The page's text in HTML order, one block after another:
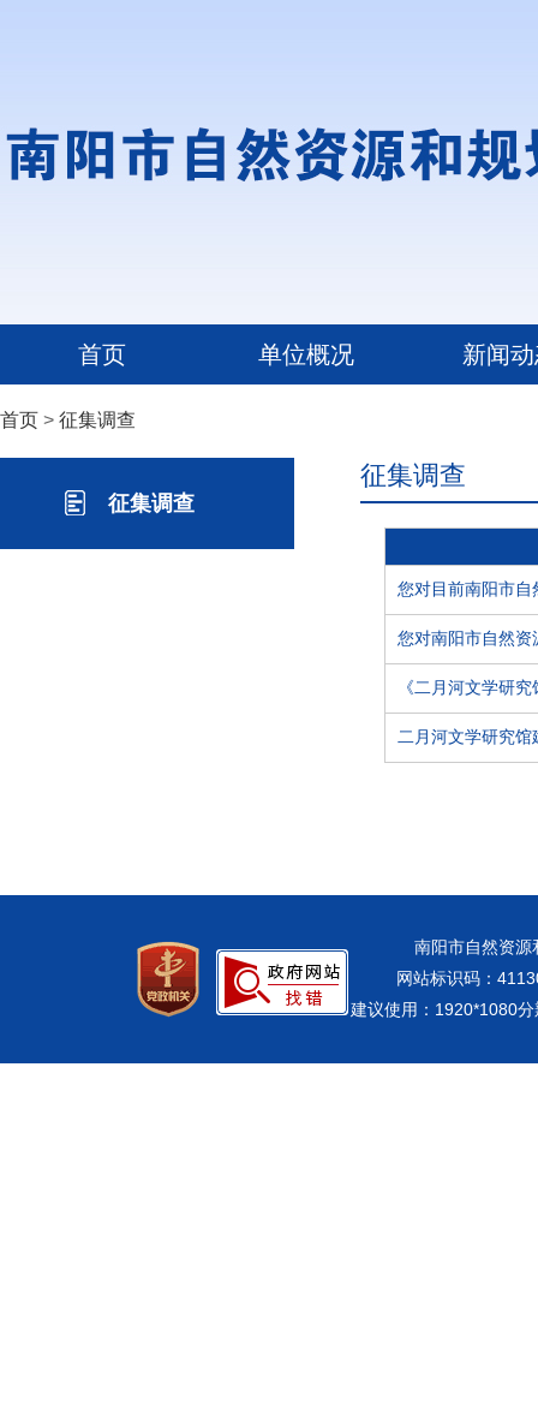
首页 单位概况 新闻
首页 > 征集调查
征集调查
征集调查
您对目前南阳市自
您对南阳市自然资
《二月河文学研
二月河文学研究馆
南阳市自然资
网站标识码：
建议使用：1920*1080